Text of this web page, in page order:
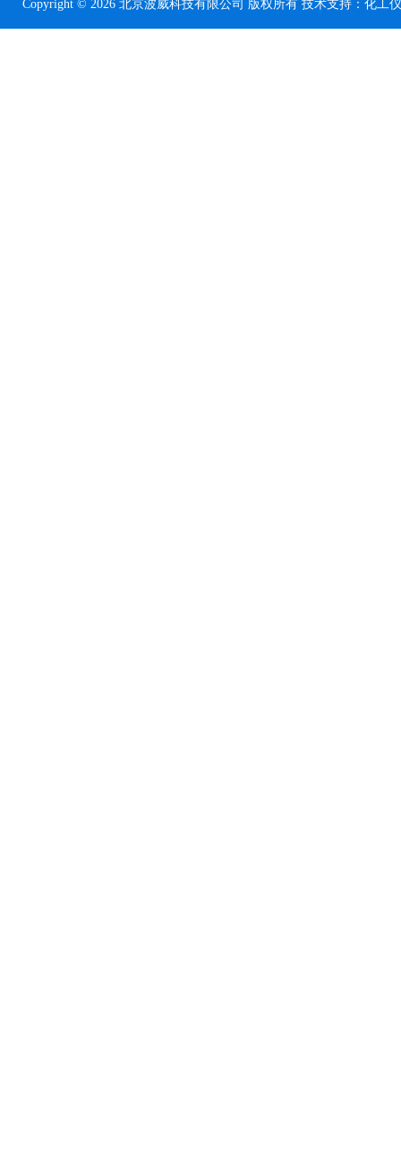
Copyright © 2026 北京波威科技有限公司 版权所有 技术支持： 化工